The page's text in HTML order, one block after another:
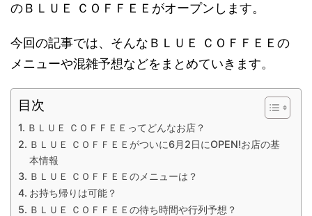
のＢＬＵＥ ＣＯＦＦＥＥがオープンします。
今回の記事では、そんなＢＬＵＥ ＣＯＦＦＥＥの
メニューや混雑予想などをまとめていきます。
目次
ＢＬＵＥ ＣＯＦＦＥＥってどんなお店？
ＢＬＵＥ ＣＯＦＦＥＥがついに6月2日にOPEN!お店の基
本情報
ＢＬＵＥ ＣＯＦＦＥＥのメニューは？
お持ち帰りは可能？
ＢＬＵＥ ＣＯＦＦＥＥの待ち時間や行列予想？